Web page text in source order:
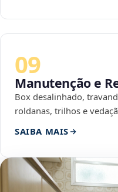
09
Manutenção e
Box desalinhado,
roldanas, trilhos e
SAIBA MAIS